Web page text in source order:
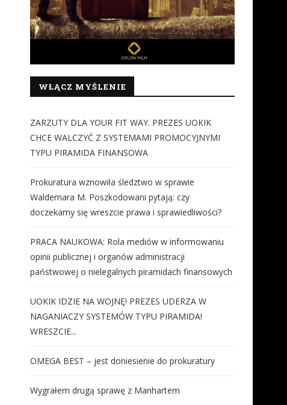
WŁĄCZ MYŚLENIE
ZARZUTY DLA YOUR FIT WAY. PREZES UOKIK
CHCE WALCZYĆ Z SYSTEMAMI PROMOCYJNYMI
TYPU PIRAMIDA FINANSOWA
Prokuratura wznowiła śledztwo w sprawie
Waldemara M. Poszkodowani pytają: czy
doczekamy się wreszcie prawa i sprawiedliwości?
PRACA NAUKOWA: Rola mediów w informowaniu
opinii publicznej i organów administracji
państwowej o nielegalnych piramidach finansowych
UOKIK IDZIE NA WOJNĘ! PREZES UDERZA W
NAGANIACZY SYSTEMÓW TYPU PIRAMIDA!
WRESZCIE...
OMEGA BEST – jest doniesienie do prokuratury
Wygrałem drugą sprawę z Manhartem